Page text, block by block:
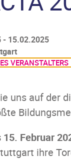
- 15.02.2025
VERANSTALTERS
uns auf der
15. Februar
ihre